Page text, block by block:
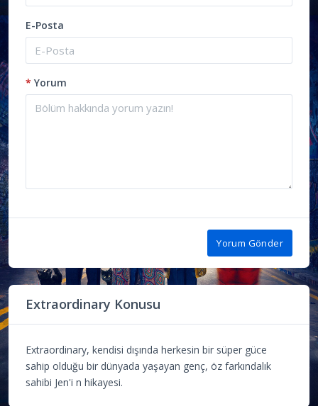
E-Posta
* Yorum
Yorum Gönder
Extraordinary Konusu
Extraordinary, kendisi dışında herkesin bir süper güce
sahip olduğu bir dünyada yaşayan genç, öz farkındalık
sahibi Jen'i n hikayesi.